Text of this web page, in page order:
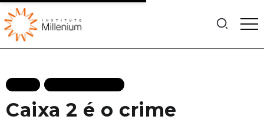
Caixa 2 é o crime